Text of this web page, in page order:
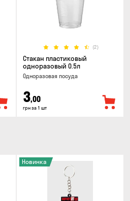
(2)
Стакан пластиковый
одноразовый 0.5л
Одноразовая посуда
3,00
грн за 1 шт
Новинка